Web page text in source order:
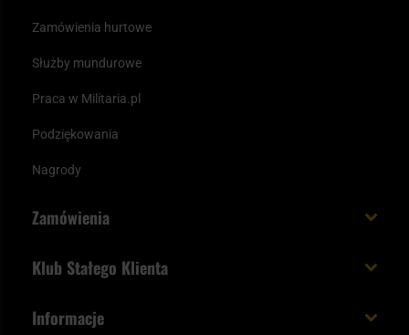
Zamówienia hurtowe
Służby mundurowe
Praca w Militaria.pl
Podziękowania
Nagrody
Zamówienia
Paczka w weekend
Klub Stałego Klienta
Informacje